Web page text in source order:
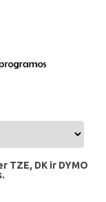
TZE, DK ir DYMO